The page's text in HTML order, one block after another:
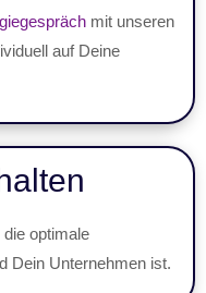
mit unseren
auf Deine
optimale
Dein Unternehmen ist.